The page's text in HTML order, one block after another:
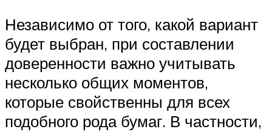
Независимо от того, какой вариант
будет выбран, при составлении
доверенности важно учитывать
несколько общих моментов,
которые свойственны для всех
подобного рода бумаг. В частности,